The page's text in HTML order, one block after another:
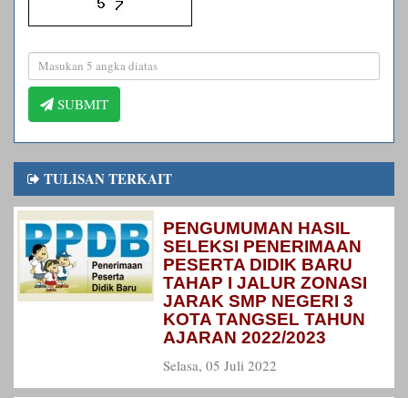
SUBMIT
TULISAN TERKAIT
PENGUMUMAN HASIL
SELEKSI PENERIMAAN
PESERTA DIDIK BARU
TAHAP I JALUR ZONASI
JARAK SMP NEGERI 3
KOTA TANGSEL TAHUN
AJARAN 2022/2023
Selasa, 05 Juli 2022